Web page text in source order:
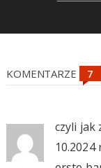
KOMENTARZE
czyli jak